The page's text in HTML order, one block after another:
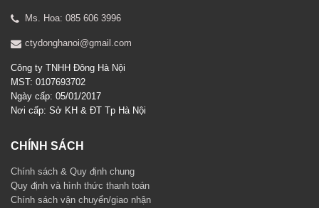
Ms. Hoa: 085 606 3996
ctydonghanoi@gmail.com
Công ty TNHH Đông Hà Nội
MST: 0107693702
Ngày cấp: 05/01/2017
Nơi cấp: Sở KH & ĐT Tp Hà Nội
CHÍNH SÁCH
Chính sách & Quy định chung
Quy định và hình thức thanh toán
Chính sách vận chuyển/giao nhận